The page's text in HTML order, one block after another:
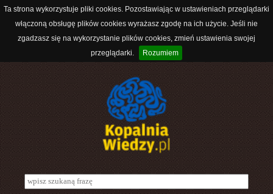
Ta strona wykorzystuje pliki cookies. Pozostawiając w ustawieniach przeglądarki
włączoną obsługę plików cookies wyrażasz zgodę na ich użycie. Jeśli nie
zgadzasz się na wykorzystanie plików cookies, zmień ustawienia swojej
przeglądarki.
Rozumiem